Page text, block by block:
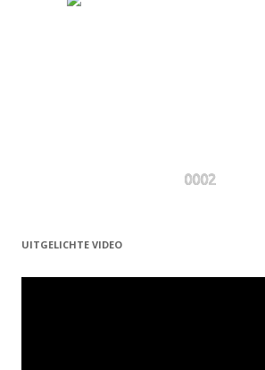
0002
UITGELICHTE VIDEO